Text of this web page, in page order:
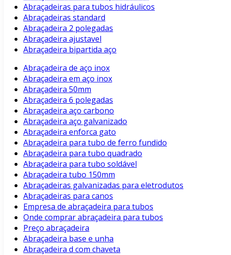
Abraçadeiras para tubos hidráulicos
Abraçadeiras standard
Abraçadeira 2 polegadas
Abraçadeira ajustavel
Abraçadeira bipartida aço
Abraçadeira de aço inox
Abraçadeira em aço inox
Abraçadeira 50mm
Abraçadeira 6 polegadas
Abraçadeira aço carbono
Abraçadeira aço galvanizado
Abraçadeira enforca gato
Abraçadeira para tubo de ferro fundido
Abraçadeira para tubo quadrado
Abraçadeira para tubo soldável
Abraçadeira tubo 150mm
Abraçadeiras galvanizadas para eletrodutos
Abraçadeiras para canos
Empresa de abraçadeira para tubos
Onde comprar abraçadeira para tubos
Preço abraçadeira
Abraçadeira base e unha
Abraçadeira d com chaveta